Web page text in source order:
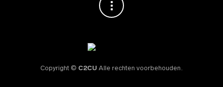
Copyright © C2CU Alle rechten voorbehouden.